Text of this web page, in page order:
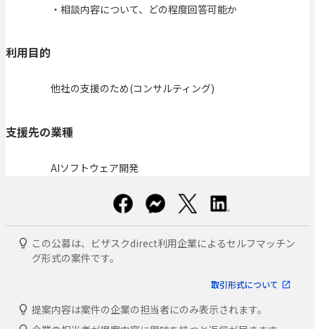
・相談内容について、どの程度回答可能か
利用目的
他社の支援のため(コンサルティング)
支援先の業種
AIソフトウェア開発
この公募は、ビザスクdirect利用企業によるセルフマッチン
グ形式の案件です。
取引形式について
提案内容は案件の企業の担当者にのみ表示されます。